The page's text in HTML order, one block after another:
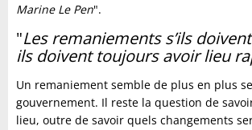
Marine Le Pen".
"Les remaniements s’ils
ils doivent toujours avoir lieu
Un remaniement semble de plus en plus
gouvernement. Il reste la question de
lieu, outre de savoir quels changements